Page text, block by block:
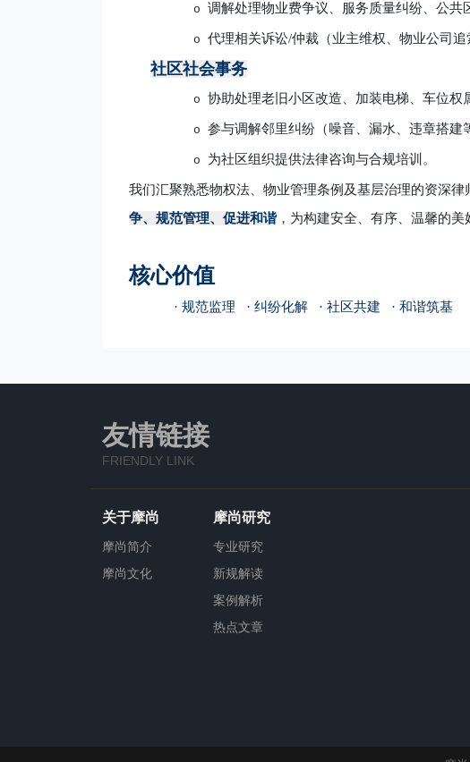
o 调解处理物业费争议、服务质量纠纷、公共
o 代理相关诉讼/仲裁（业主维权、物业公司追
社区社会事务
o 协助处理老旧小区改造、加装电梯、车位权
o 参与调解邻里纠纷（噪音、漏水、违章搭建
o 为社区组织提供法律咨询与合规培训。
我们汇聚熟悉物权法、物业管理条例及基层治理的资深律
争、规范管理、促进和谐，为构建安全、有序、温馨的美
核心价值
· 规范监理 · 纠纷化解 · 社区共建 · 和谐筑基
友情链接
FRIENDLY LINK
关于摩尚
摩尚简介
摩尚文化
摩尚研究
专业研究
新规解读
案例解析
热点文章